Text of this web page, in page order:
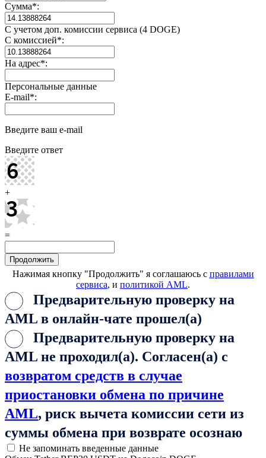
Сумма*:
С учетом доп. комиссии сервиса (4 DOGE)
С комиссией*:
На адрес*:
Персональные данные
E-mail*:
Введите ваш e-mail
Введите ответ
+
=
Нажимая кнопку "Продолжить" я соглашаюсь с правилами
сервиса, и политикой AML.
Предварительную проверку на
AML в онлайн-чате прошел(а)
Предварительную проверку на
AML не проходил(а). Согласен(а) с
возвратом средств в случае
приостановки обмена по причине
AML, риск вычета комиссии сети из
суммы обмена при возврате осознаю
Не запоминать введенные данные